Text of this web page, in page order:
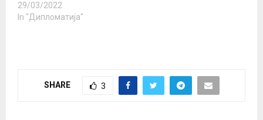
практично се блокира
работата на
доказ дека Македонија
29/03/2022
In "Дипломатија"
SHARE 3